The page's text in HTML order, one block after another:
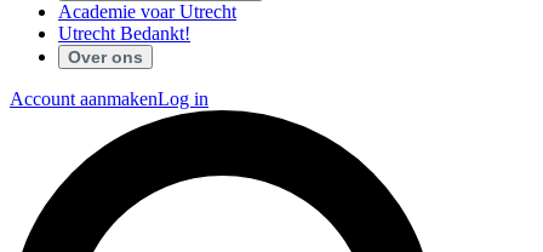
Academie voar Utrecht
Utrecht Bedankt!
Over ons
Account aanmakenLog in